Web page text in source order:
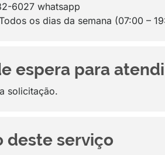
6027 whatsapp
os dias da semana (07:00 –
espera para
solicitação.
deste serviço